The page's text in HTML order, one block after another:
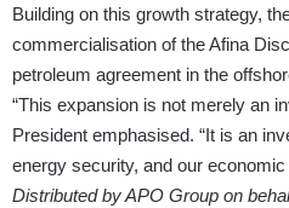
Building on this growth strategy,
commercialisation of the Afina
petroleum agreement in the
“This expansion is not merely an
President emphasised. “It is an
energy security, and our economic
Distributed by APO Group on